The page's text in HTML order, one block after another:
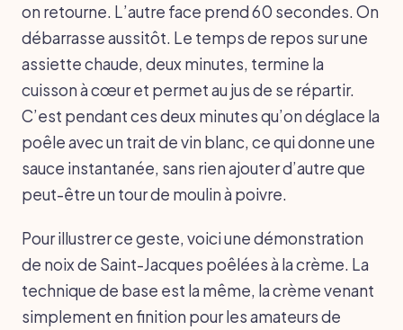
on retourne. L’autre face prend 60 secondes. On
débarrasse aussitôt. Le temps de repos sur une
assiette chaude, deux minutes, termine la
cuisson à cœur et permet au jus de se répartir.
C’est pendant ces deux minutes qu’on déglace la
poêle avec un trait de vin blanc, ce qui donne une
sauce instantanée, sans rien ajouter d’autre que
peut-être un tour de moulin à poivre.
Pour illustrer ce geste, voici une démonstration
de noix de Saint-Jacques poêlées à la crème. La
technique de base est la même, la crème venant
simplement en finition pour les amateurs de